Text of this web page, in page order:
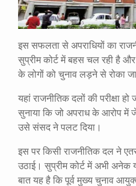
इस सफलता से अपराधियों का
सुप्रीम कोर्ट में बहस चल रही है और
के लोगों को चुनाव लड़ने से रोका
यहां राजनीतिक दलों की परीक्षा
सुनाया कि जो अपराध के आरोप
उसे संसद ने पलट दिया।
इस पर किसी राजनीतिक दल ने
उठाई। सुप्रीम कोर्ट में अभी अनेक
बात यह है कि पूर्व मुख्य चुनाव